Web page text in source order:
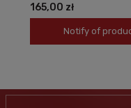
165,00 zł
Notify of